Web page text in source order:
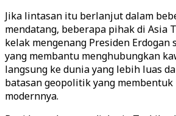
Jika lintasan itu berlanjut dalam
mendatang, beberapa pihak di Asia
kelak mengenang Presiden Erdogan
yang membantu menghubungkan
langsung ke dunia yang lebih luas
batasan geopolitik yang
modernnya.